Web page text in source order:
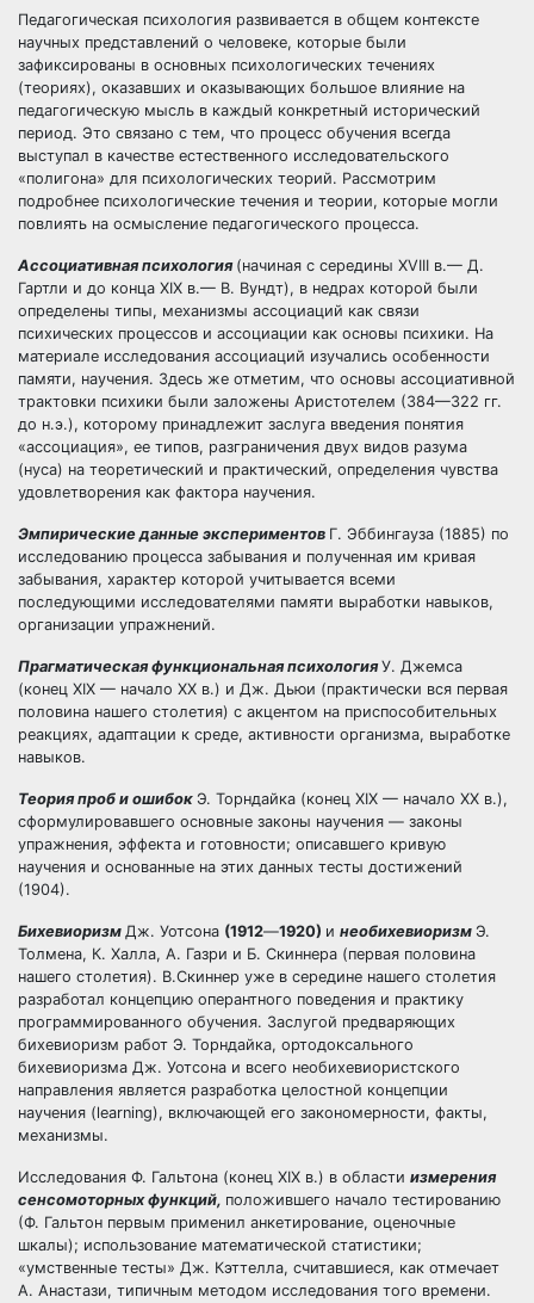
Педагогическая психология развивается в общем контексте
научных представлений о человеке, которые были
зафиксированы в основных психологических течениях
(теориях), оказавших и оказывающих большое влияние на
педагогическую мысль в каждый конкретный исторический
период. Это связано с тем, что процесс обучения всегда
выступал в качестве естественного исследовательского
«полигона» для психологических теорий. Рассмотрим
подробнее психологические течения и теории, которые могли
повлиять на осмысление педагогического процесса.
Ассоциативная психология (начиная с середины XVIII в.— Д.
Гартли и до конца XIX в.— В. Вундт), в недрах которой были
определены типы, механизмы ассоциаций как связи
психических процессов и ассоциации как основы психики. На
материале исследования ассоциаций изучались особенности
памяти, научения. Здесь же отметим, что основы ассоциативной
трактовки психики были заложены Аристотелем (384—322 гг.
до н.э.), которому принадлежит заслуга введения понятия
«ассоциация», ее типов, разграничения двух видов разума
(нуса) на теоретический и практический, определения чувства
удовлетворения как фактора научения.
Эмпирические данные экспериментов Г. Эббингауза (1885) по
исследованию процесса забывания и полученная им кривая
забывания, характер которой учитывается всеми
последующими исследователями памяти выработки навыков,
организации упражнений.
Прагматическая функциональная психологияУ. Джемса
(конец XIX — начало XX в.) и Дж. Дьюи (практически вся первая
половина нашего столетия) с акцентом на приспособительных
реакциях, адаптации к среде, активности организма, выработке
навыков.
Теория проб и ошибок Э. Торндайка (конец XIX — начало XX в.),
сформулировавшего основные законы научения — законы
упражнения, эффекта и готовности; описавшего кривую
научения и основанные на этих данных тесты достижений
(1904).
Бихевиоризм Дж. Уотсона (1912—1920) и необихевиоризм Э.
Толмена, К. Халла, А. Газри и Б. Скиннера (первая половина
нашего столетия). В.Скиннер уже в середине нашего столетия
разработал концепцию оперантного поведения и практику
программированного обучения. Заслугой предваряющих
бихевиоризм работ Э. Торндайка, ортодоксального
бихевиоризма Дж. Уотсона и всего необихевиористского
направления является разработка целостной концепции
научения (learning), включающей его закономерности, факты,
механизмы.
Исследования Ф. Гальтона (конец XIX в.) в области измерения
сенсомоторных функций, положившего начало тестированию
(Ф. Гальтон первым применил анкетирование, оценочные
шкалы); использование математической статистики;
«умственные тесты» Дж. Кэттелла, считавшиеся, как отмечает
А. Анастази, типичным методом исследования того времени.